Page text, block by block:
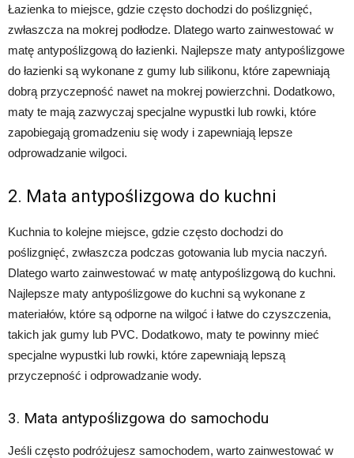
Łazienka to miejsce, gdzie często dochodzi do poślizgnięć,
zwłaszcza na mokrej podłodze. Dlatego warto zainwestować w
matę antypoślizgową do łazienki. Najlepsze maty antypoślizgowe
do łazienki są wykonane z gumy lub silikonu, które zapewniają
dobrą przyczepność nawet na mokrej powierzchni. Dodatkowo,
maty te mają zazwyczaj specjalne wypustki lub rowki, które
zapobiegają gromadzeniu się wody i zapewniają lepsze
odprowadzanie wilgoci.
2. Mata antypoślizgowa do kuchni
Kuchnia to kolejne miejsce, gdzie często dochodzi do
poślizgnięć, zwłaszcza podczas gotowania lub mycia naczyń.
Dlatego warto zainwestować w matę antypoślizgową do kuchni.
Najlepsze maty antypoślizgowe do kuchni są wykonane z
materiałów, które są odporne na wilgoć i łatwe do czyszczenia,
takich jak gumy lub PVC. Dodatkowo, maty te powinny mieć
specjalne wypustki lub rowki, które zapewniają lepszą
przyczepność i odprowadzanie wody.
3. Mata antypoślizgowa do samochodu
Jeśli często podróżujesz samochodem, warto zainwestować w